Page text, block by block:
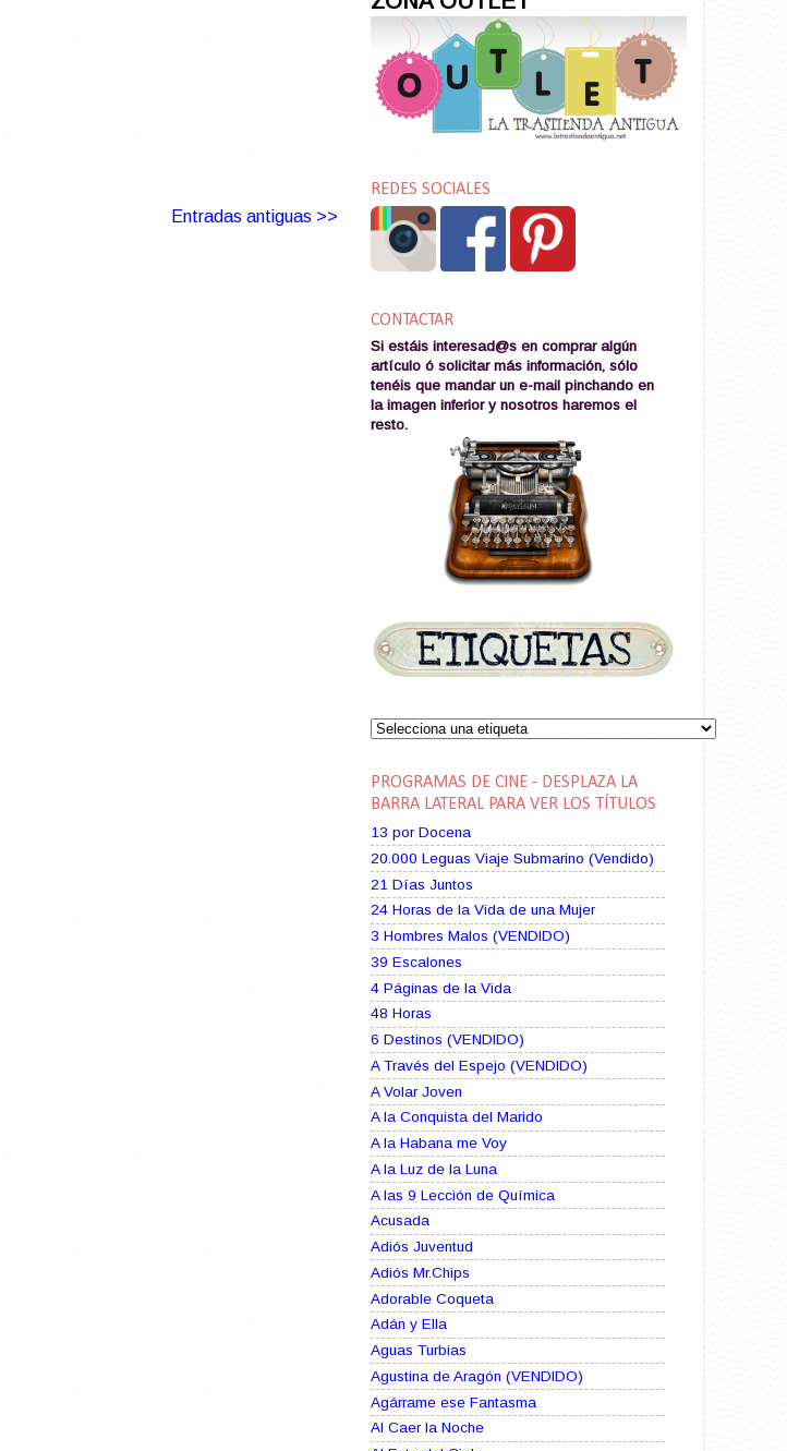
Entradas antiguas >>
REDES SOCIALES
CONTACTAR
Si estáis interesad@s en comprar algún
artículo ó solicitar más información, sólo
tenéis que mandar un e-mail pinchando en
la imagen inferior y nosotros haremos el
resto.
PROGRAMAS DE CINE - DESPLAZA LA
BARRA LATERAL PARA VER LOS TÍTULOS
13 por Docena
20.000 Leguas Viaje Submarino (Vendido)
21 Días Juntos
24 Horas de la Vida de una Mujer
3 Hombres Malos (VENDIDO)
39 Escalones
4 Páginas de la Vida
48 Horas
6 Destinos (VENDIDO)
A Través del Espejo (VENDIDO)
A Volar Joven
A la Conquista del Marido
A la Habana me Voy
A la Luz de la Luna
A las 9 Lección de Química
Acusada
Adiós Juventud
Adiós Mr.Chips
Adorable Coqueta
Adán y Ella
Aguas Turbias
Agustina de Aragón (VENDIDO)
Agárrame ese Fantasma
Al Caer la Noche